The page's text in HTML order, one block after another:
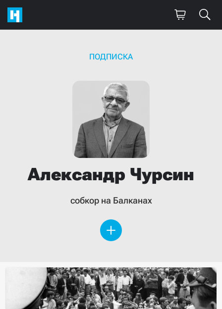
ПОДПИСКА
Александр Чурсин
собкор на Балканах